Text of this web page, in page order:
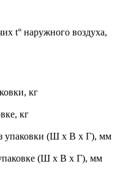
t° наружного воздуха,
кг
кг
упаковки (Ш х В х Г), мм
(Ш х В х Г), мм